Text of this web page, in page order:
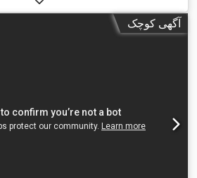
آگهی کوچک